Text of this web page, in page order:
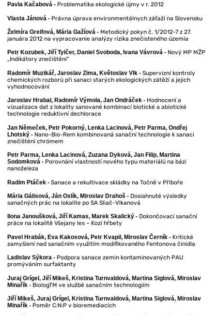
Pavla Kačabová - Problematika ekologické újmy v r. 2012
Vlasta Jánová - Právna úprava environmentálnych záťaží na Slovensku
Želmíra Greifová, Mária Gažíová - Metodický pokyn č. 1/2012-7 z 27.
januára 2012 na vypracovanie analýzy rizika znečisteného územia
Petr Kozubek, Jiří Tylčer, Daniel Svoboda, Ivana Vávrová - Nový MP MŽP
„Indikátory znečištění“
Radomír Muzikář, Jaroslav Zima, Květoslav Vlk - Supervizní kontroly
chemických rozborů při sanaci starých ekologických zátěží a jejich
vyhodnocování
Jaroslav Hrabal, Radomír Výmola, Jan Ondráček - Hodnocení a
vizualizace dat z lokality sanované kombinací biotické a abiotické
technologie reduktivní dechlorace
Jan Němeček, Petr Pokorný, Lenka Lacinová, Petr Parma, Ondřej
Lhotský - Nano-Bio-Rem kombinovaná sanační technologie k sanaci
znečištění chrómem
Petr Parma, Lenka Lacinová, Zuzana Dyková, Jan Filip, Martina
Sodomková - Porovnání vlastností nového typu materiálů na bázi
nanoželeza
Radim Ptáček - Sanace a rekultivace skládky na Točně v Příboře
Mária Gálisová, Ján Oslík, Miroslav Drahoš - Dosiahnuté výsledky
sanačných prác na lokalite po SA Sliač-Vlkanová
Ilona Janoušková, Jiří Kamas, Marek Skalický - Dokončovací sanační
práce na lokalitě Všejany les – Kozí hřbety
Pavel Hrabák, Eva Kakosová, Petr Kvapil, Miroslav Černík - Kritické
zamyšlení nad sanačním využitím modifikovaného Fentonova činidla
Ladislav Sýkora - Podpora sanace zemin kontaminovaných PAU
promýváním surfaktanty
Juraj Grígel, Jiří Mikeš, Kristina Turnvaldová, Martina Siglová, Miroslav
Minařík - BiologTM ve službě sanačním technologiím
Jiří Mikeš, Juraj Grígel, Kristina Turnvaldová, Martina Siglová, Miroslav
Minařík - Poměr C:N:P v bioremediacích